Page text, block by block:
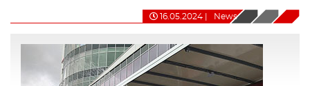
16.05.2024 News